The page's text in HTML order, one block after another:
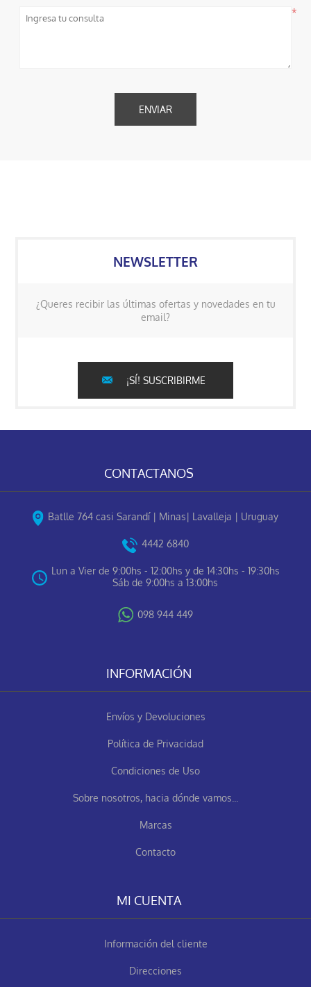
*
NEWSLETTER
¿Queres recibir las últimas ofertas y novedades en tu
email?
¡SÍ! SUSCRIBIRME
CONTACTANOS
Batlle 764 casi Sarandí | Minas| Lavalleja | Uruguay
4442 6840
Lun a Vier de 9:00hs - 12:00hs y de 14:30hs - 19:30hs
Sáb de 9:00hs a 13:00hs
098 944 449
INFORMACIÓN
Envíos y Devoluciones
Política de Privacidad
Condiciones de Uso
Sobre nosotros, hacia dónde vamos...
Marcas
Contacto
MI CUENTA
Información del cliente
Direcciones